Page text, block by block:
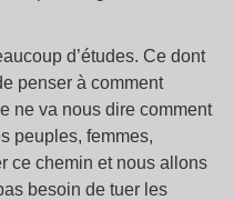
d’études. Ce dont
penser à comment
ne va nous dire comment
peuples, femmes,
ce chemin et nous allons
besoin de tuer les